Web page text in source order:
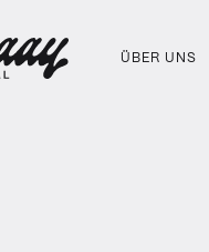
ÜBER UNS